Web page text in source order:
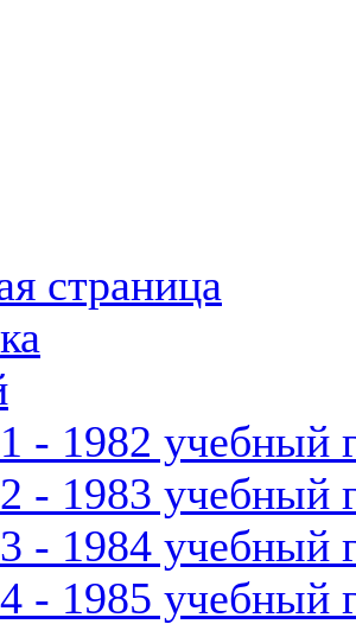
страница
- 1982 учебный
- 1983 учебный
- 1984 учебный
- 1985 учебный